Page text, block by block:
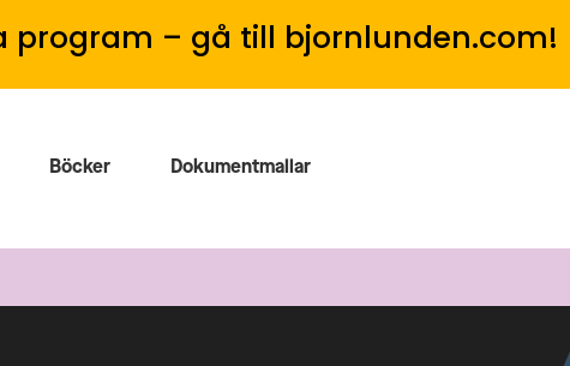
program – gå till bjornlunden.com!
Böcker Dokumentmallar